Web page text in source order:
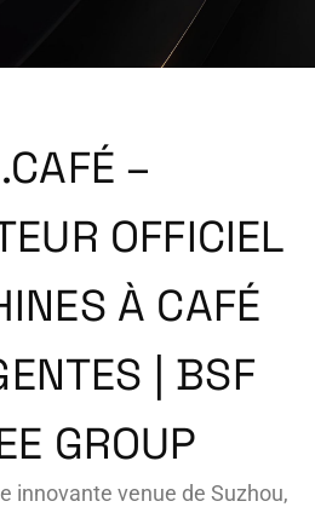
–
OFFICIEL
À CAFÉ
| BSF
GROUP
innovante venue de Suzhou,